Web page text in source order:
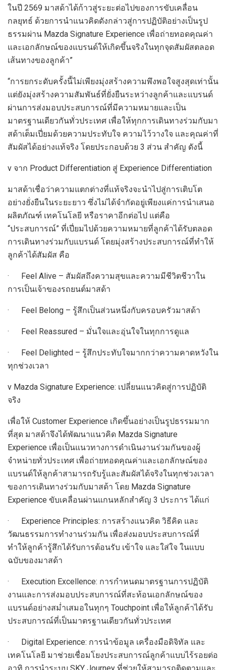
ในปี 2569 มาสด้าได้ก้าวสู่ระยะต่อไปของการขับเคลื่อน
กลยุทธ์ ด้วยการนำแนวคิดดังกล่าวสู่การปฏิบัติอย่างเป็นรูป
ธรรมผ่าน Mazda Signature Experience เพื่อถ่ายทอดคุณค่า
และเอกลักษณ์ของแบรนด์ให้เกิดขึ้นจริงในทุกจุดสัมผัสตลอด
เส้นทางของลูกค้า”
“การยกระดับครั้งนี้ไม่เพียงมุ่งสร้างความพึงพอใจสูงสุดเท่านั้น
แต่ยังมุ่งสร้างความสัมพันธ์ที่ยั่งยืนระหว่างลูกค้าและแบรนด์
ผ่านการส่งมอบประสบการณ์ที่มีความหมายและเป็น
มาตรฐานเดียวกันทั่วประเทศ เพื่อให้ทุกการเดินทางร่วมกับมา
สด้าเต็มเปี่ยมด้วยความประทับใจ ความไว้วางใจ และคุณค่าที่
สัมผัสได้อย่างแท้จริง โดยประกอบด้วย 3 ส่วน สำคัญ ดังนี้
v จาก Product Differentiation สู่ Experience Differentiation
มาสด้าเชื่อว่าความแตกต่างที่แท้จริงจะนำไปสู่การเติบโต
อย่างยั่งยืนในระยะยาว ซึ่งไม่ได้จำกัดอยู่เพียงแค่การนำเสนอ
ผลิตภัณฑ์ เทคโนโลยี หรือราคาอีกต่อไป แต่คือ
“ประสบการณ์” ที่เปี่ยมไปด้วยความหมายที่ลูกค้าได้รับตลอด
การเดินทางร่วมกับแบรนด์ โดยมุ่งสร้างประสบการณ์ที่ทำให้
ลูกค้าได้สัมผัส คือ
· Feel Alive – สัมผัสถึงความสุขและความมีชีวิตชีวาใน
การเป็นเจ้าของรถยนต์มาสด้า
· Feel Belong – รู้สึกเป็นส่วนหนึ่งกับครอบครัวมาสด้า
· Feel Reassured – มั่นใจและอุ่นใจในทุกการดูแล
· Feel Delighted – รู้สึกประทับใจมากกว่าความคาดหวังใน
ทุกช่วงเวลา
v Mazda Signature Experience: เปลี่ยนแนวคิดสู่การปฏิบัติ
จริง
เพื่อให้ Customer Experience เกิดขึ้นอย่างเป็นรูปธรรมมาก
ที่สุด มาสด้าจึงได้พัฒนาแนวคิด Mazda Signature
Experience เพื่อเป็นแนวทางการดำเนินงานร่วมกันของผู้
จำหน่ายทั่วประเทศ เพื่อถ่ายทอดคุณค่าและเอกลักษณ์ของ
แบรนด์ให้ลูกค้าสามารถรับรู้และสัมผัสได้จริงในทุกช่วงเวลา
ของการเดินทางร่วมกับมาสด้า โดย Mazda Signature
Experience ขับเคลื่อนผ่านแกนหลักสำคัญ 3 ประการ ได้แก่
· Experience Principles: การสร้างแนวคิด วิธีคิด และ
วัฒนธรรมการทำงานร่วมกัน เพื่อส่งมอบประสบการณ์ที่
ทำให้ลูกค้ารู้สึกได้รับการต้อนรับ เข้าใจ และใส่ใจ ในแบบ
ฉบับของมาสด้า
· Execution Excellence: การกำหนดมาตรฐานการปฏิบัติ
งานและการส่งมอบประสบการณ์ที่สะท้อนเอกลักษณ์ของ
แบรนด์อย่างสม่ำเสมอในทุกๆ Touchpoint เพื่อให้ลูกค้าได้รับ
ประสบการณ์ที่เป็นมาตรฐานเดียวกันทั่วประเทศ
· Digital Experience: การนำข้อมูล เครื่องมือดิจิทัล และ
เทคโนโลยี มาช่วยเชื่อมโยงประสบการณ์ลูกค้าแบบไร้รอยต่อ